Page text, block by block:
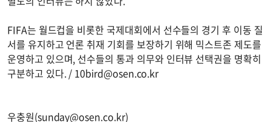
FIFA는 월드컵을 비롯한 국제대회에서 선수들의 경기 후 이동 질
서를 유지하고 언론 취재 기회를 보장하기 위해 믹스트존 제도를
운영하고 있으며, 선수들의 통과 의무와 인터뷰 선택권을 명확히
구분하고 있다. / 10bird@osen.co.kr
우충원(sunday@osen.co.kr)